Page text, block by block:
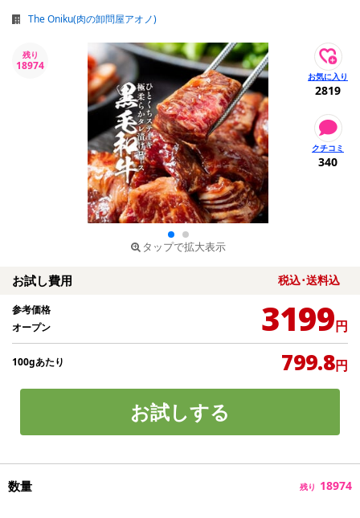
The Oniku(肉の卸問屋アオノ)
残り
18974
タップで拡大表示
2819
340
お試し費用 税込･送料込
参考価格
オープン
3199円
100gあたり 799.8円
お試しする
数量 残り 18974